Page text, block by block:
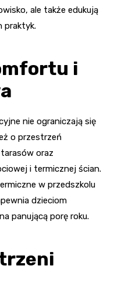
ale także edukują
praktyk.
i
nie ograniczają się
o przestrzeń
oraz
i termicznej ścian.
w przedszkolu
dzieciom
panującą porę roku.